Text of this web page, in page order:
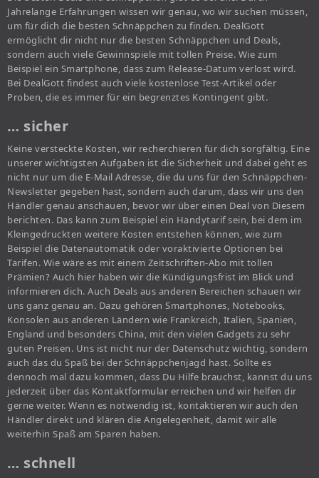
Jahrelange Erfahrungen wissen wir genau, wo wir suchen müssen,
um für dich die besten Schnäppchen zu finden. DealGott
ermöglicht dir nicht nur die besten Schnäppchen und Deals,
sondern auch viele Gewinnspiele mit tollen Preise. Wie zum
Beispiel ein Smartphone, dass zum Release-Datum verlost wird.
Bei DealGott findest auch viele kostenlose Test-Artikel oder
Proben, die es immer für ein begrenztes Kontingent gibt.
… sicher
Keine versteckte Kosten, wir recherchieren für dich sorgfältig. Eine
unserer wichtigsten Aufgaben ist die Sicherheit und dabei geht es
nicht nur um die E-Mail Adresse, die du uns für den Schnäppchen-
Newsletter gegeben hast, sondern auch darum, dass wir uns den
Händler genau anschauen, bevor wir über einen Deal von Diesem
berichten. Das kann zum Beispiel ein Handytarif sein, bei dem im
Kleingedruckten weitere Kosten entstehen können, wie zum
Beispiel die Datenautomatik oder voraktivierte Optionen bei
Tarifen. Wie wäre es mit einem Zeitschriften-Abo mit tollen
Prämien? Auch hier haben wir die Kündigungsfrist im Blick und
informieren dich. Auch Deals aus anderen Bereichen schauen wir
uns ganz genau an. Dazu gehören Smartphones, Notebooks,
Konsolen aus anderen Ländern wie Frankreich, Italien, Spanien,
England und besonders China, mit den vielen Gadgets zu sehr
guten Preisen. Uns ist nicht nur der Datenschutz wichtig, sondern
auch das du Spaß bei der Schnäppchenjagd hast. Sollte es
dennoch mal dazu kommen, dass Du Hilfe brauchst, kannst du uns
jederzeit über das Kontaktformular erreichen und wir helfen dir
gerne weiter. Wenn es notwendig ist, kontaktieren wir auch den
Händler direkt und klären die Angelegenheit, damit wir alle
weiterhin Spaß am Sparen haben.
… schnell